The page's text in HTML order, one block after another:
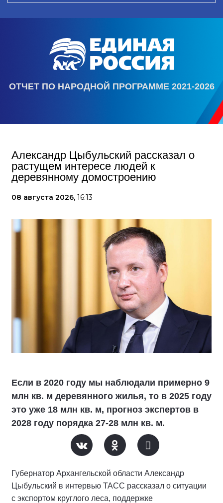
ОТЧЕТ ПО НАРОДНОЙ ПРОГРАММЕ 2021-2026
Александр Цыбульский рассказал о
растущем интересе людей к
деревянному домостроению
08 августа 2026, 16:13
Если в 2020 году мы наблюдали примерно 9
млн кв. м деревянного жилья, то в 2025 году
это уже 18 млн кв. м, прогноз экспертов в
2028 году порядка 27-28 млн кв. м.
Губернатор Архангельской области Александр
Цыбульский в интервью ТАСС рассказал о ситуации
с экспортом круглого леса, поддержке